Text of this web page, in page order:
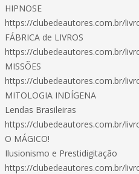
HIPNOSE
https://clubedeautores.com.br/
FÁBRICA de LIVROS
https://clubedeautores.com.br/
MISSÕES
https://clubedeautores.com.br/
MITOLOGIA INDÍGENA
Lendas Brasileiras
https://clubedeautores.com.br/
O MÁGICO!
Ilusionismo e Prestidigitação
https://clubedeautores.com.br/